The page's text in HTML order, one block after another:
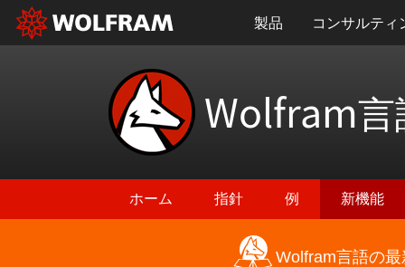
製品 コンサルティ
Wolfram言
ホーム 指針 例 新機能
Wolfram言語の